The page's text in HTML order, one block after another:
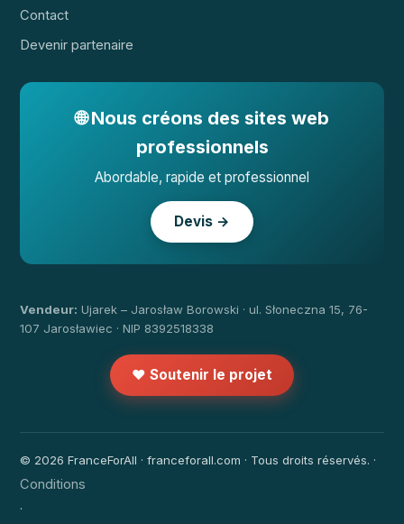
Contact
Devenir partenaire
🌐 Nous créons des sites web
professionnels
Abordable, rapide et professionnel
Devis →
Vendeur: Ujarek – Jarosław Borowski · ul. Słoneczna 15, 76-
107 Jarosławiec · NIP 8392518338
❤️ Soutenir le projet
© 2026 FranceForAll · franceforall.com · Tous droits réservés. ·
Conditions
·